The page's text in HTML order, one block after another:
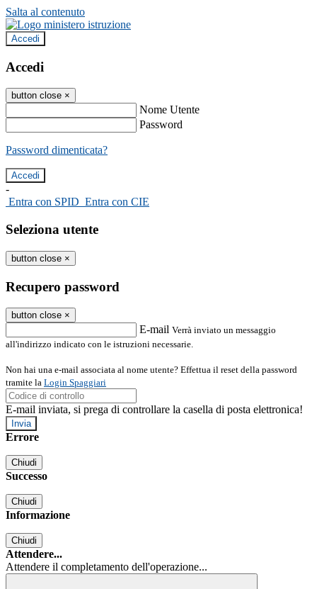
Salta al contenuto
Accedi
Accedi
button close ×
Nome Utente
Password
Password dimenticata?
-
Entra con SPID Entra con CIE
Seleziona utente
button close ×
Recupero password
button close ×
E-mail Verrà inviato un messaggio
all'indirizzo indicato con le istruzioni necessarie.
Non hai una e-mail associata al nome utente? Effettua il reset della password
tramite la Login Spaggiari
E-mail inviata, si prega di controllare la casella di posta elettronica!
Errore
Chiudi
Successo
Chiudi
Informazione
Chiudi
Attendere...
Attendere il completamento dell'operazione...